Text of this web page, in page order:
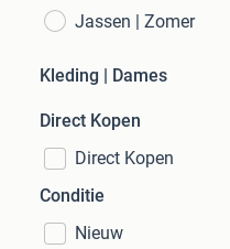
Jassen | Zomer
Kleding | Dames
Direct Kopen
Direct Kopen
Conditie
Nieuw